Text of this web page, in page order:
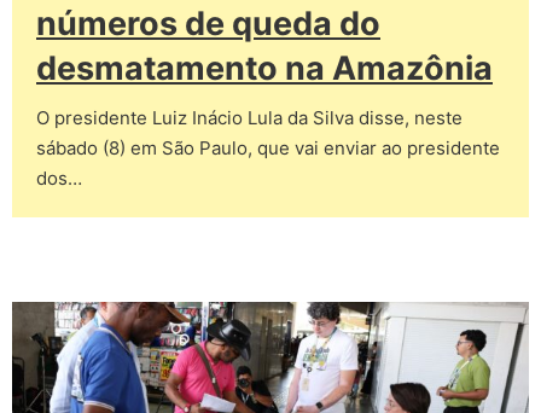
números de queda do
desmatamento na Amazônia
O presidente Luiz Inácio Lula da Silva disse, neste
sábado (8) em São Paulo, que vai enviar ao presidente
dos…